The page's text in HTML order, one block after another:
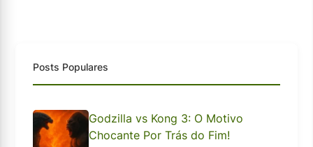
Posts Populares
Godzilla vs Kong 3: O Motivo
Chocante Por Trás do Fim!